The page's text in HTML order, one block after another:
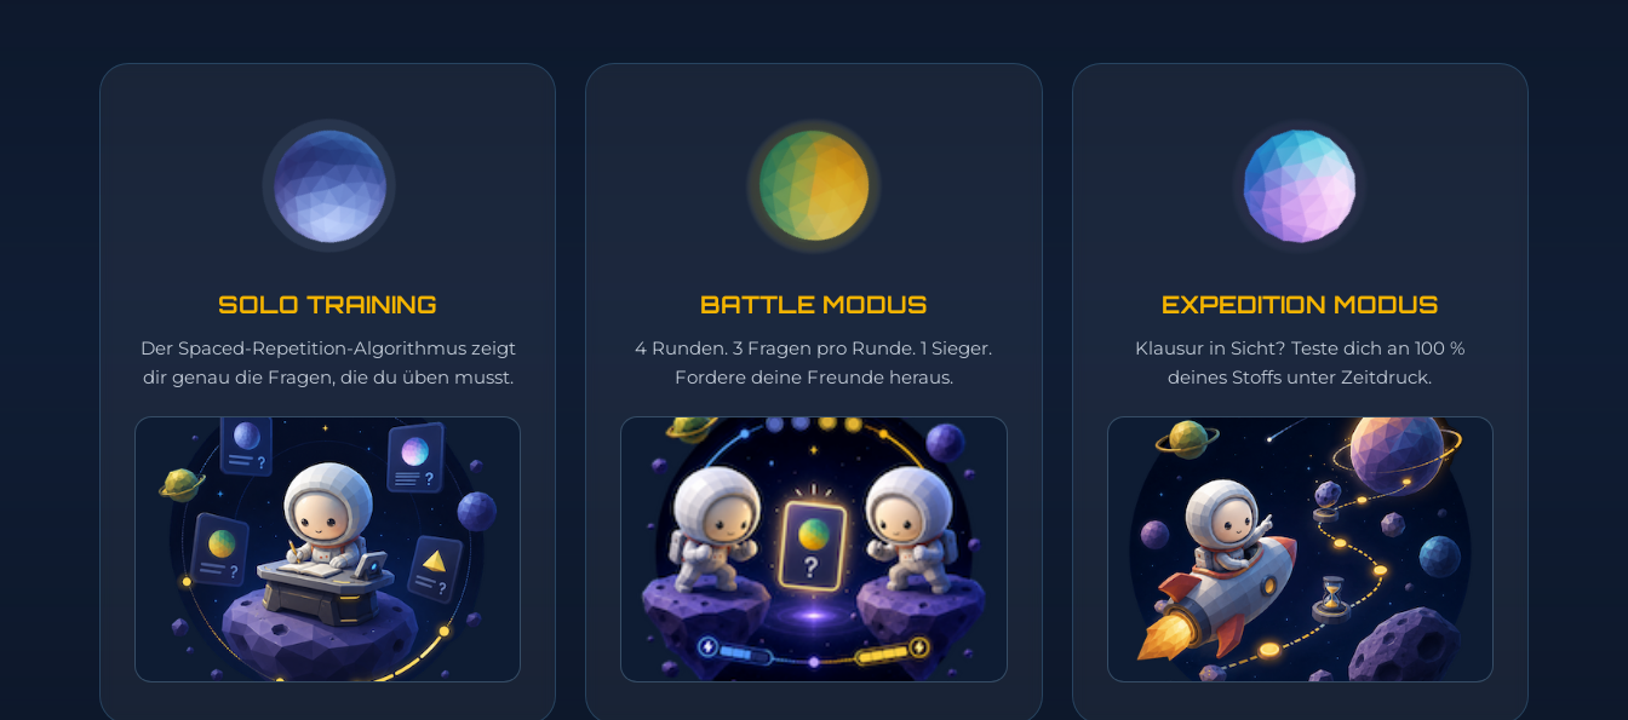
SOLO TRAINING
Der Spaced-Repetition-Algorithmus zeigt
dir genau die Fragen, die du üben musst.
BATTLE MODUS
4 Runden. 3 Fragen pro Runde. 1 Sieger.
Fordere deine Freunde heraus.
EXPEDITION MODUS
Klausur in Sicht? Teste dich an 100 %
deines Stoffs unter Zeitdruck.